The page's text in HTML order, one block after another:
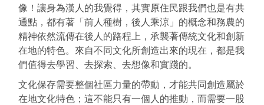
像！讓身為漢人的我覺得，其實原住民跟我們也是有共
通點，都有著「前人種樹，後人乘涼」的概念和務農的
精神依然流傳在後人的路程上，承襲著傳統文化和創新
在地的特色。來自不同文化所創造出來的現在，都是我
們值得去學習、去探索、去想像和實踐的。
文化保存需要整個社區力量的帶動，才能共同創造屬於
在地文化特色；這不能只有一個人的推動，而需要一股